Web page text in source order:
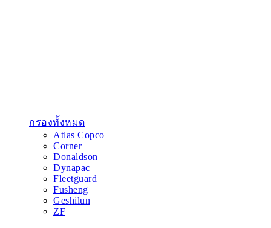
กรองทั้งหมด
Atlas Copco
Corner
Donaldson
Dynapac
Fleetguard
Fusheng
Geshilun
ZF